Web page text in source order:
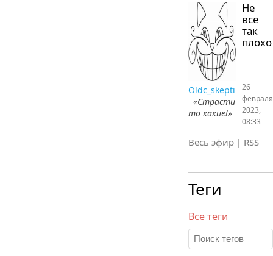
Не
все
так
плохо
Oldc_skepti
«Страсти
то какие!»
26
февраля
2023,
08:33
Весь эфир | RSS
Теги
Все теги